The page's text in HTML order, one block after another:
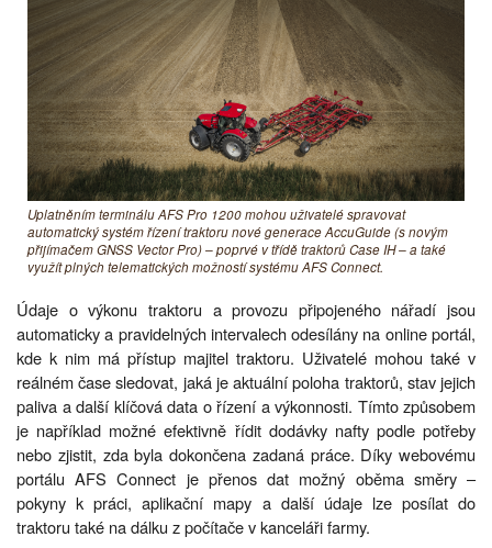
Uplatněním terminálu AFS Pro 1200 mohou uživatelé spravovat
automatický systém řízení traktoru nové generace AccuGuide (s novým
přijímačem GNSS Vector Pro) – poprvé v třídě traktorů Case IH – a také
využít plných telematických možností systému AFS Connect.
Údaje o výkonu traktoru a provozu připojeného nářadí jsou
automaticky a pravidelných intervalech odesílány na online portál,
kde k nim má přístup majitel traktoru. Uživatelé mohou také v
reálném čase sledovat, jaká je aktuální poloha traktorů, stav jejich
paliva a další klíčová data o řízení a výkonnosti. Tímto způsobem
je například možné efektivně řídit dodávky nafty podle potřeby
nebo zjistit, zda byla dokončena zadaná práce. Díky webovému
portálu AFS Connect je přenos dat možný oběma směry –
pokyny k práci, aplikační mapy a další údaje lze posílat do
traktoru také na dálku z počítače v kanceláři farmy.